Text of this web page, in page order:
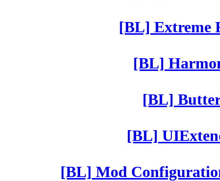
[BL] Extreme
[BL]
[BL]
[BL]
[BL] Mod